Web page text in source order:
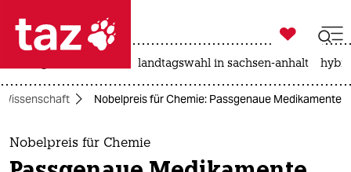
 taz zahl ich
taz zahl ich
themen

taz zahl ich
landtagswahl in sachsen-anhalt
Wissenschaft Nobelpreis für Chemie: Passgenaue Medikamente
Nobelpreis für Chemie